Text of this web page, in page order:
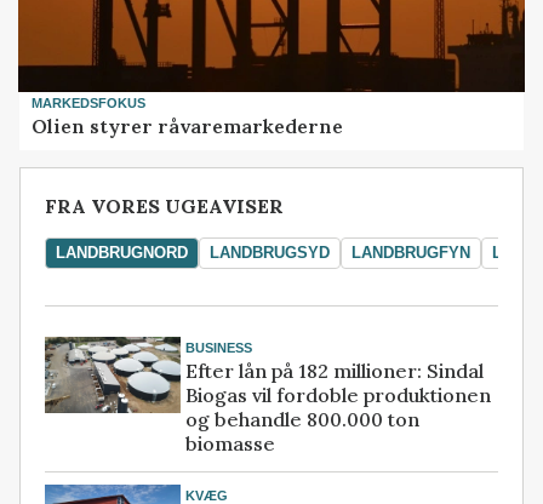
MARKEDSFOKUS
Olien styrer råvaremarkederne
FRA VORES UGEAVISER
LANDBRUGNORD LANDBRUGSYD LANDBRUGFYN
BUSINESS
Efter lån på 182 millioner: Sindal
Biogas vil fordoble produktionen
og behandle 800.000 ton
biomasse
KVÆG